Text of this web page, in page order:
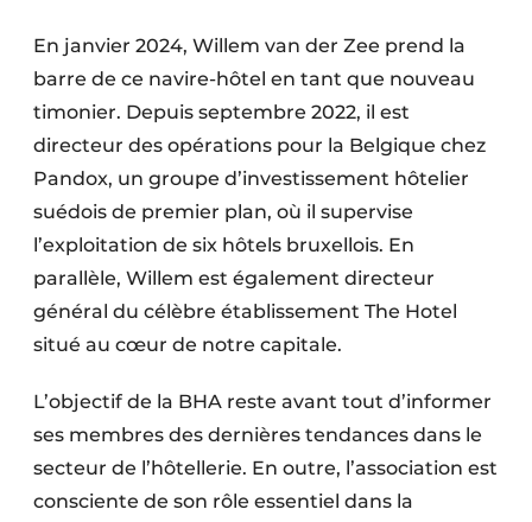
En janvier 2024, Willem van der Zee prend la
barre de ce navire-hôtel en tant que nouveau
timonier. Depuis septembre 2022, il est
directeur des opérations pour la Belgique chez
Pandox, un groupe d’investissement hôtelier
suédois de premier plan, où il supervise
l’exploitation de six hôtels bruxellois. En
parallèle, Willem est également directeur
général du célèbre établissement The Hotel
situé au cœur de notre capitale.
L’objectif de la BHA reste avant tout d’informer
ses membres des dernières tendances dans le
secteur de l’hôtellerie. En outre, l’association est
consciente de son rôle essentiel dans la